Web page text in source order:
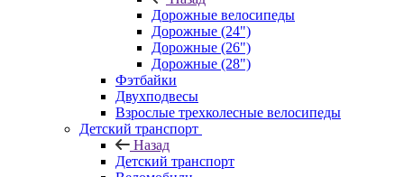
Дорожные велосипеды
Дорожные (24")
Дорожные (26")
Дорожные (28")
Фэтбайки
Двухподвесы
Взрослые трехколесные велосипеды
Детский транспорт
Назад
Детский транспорт